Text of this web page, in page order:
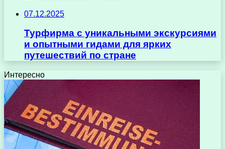
07.12.2025
Турфирма с уникальными экскурсиями
и опытными гидами для ярких
путешествий по стране
Интересно